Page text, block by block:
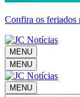
Confira os feriados
MENU
MENU
MENU